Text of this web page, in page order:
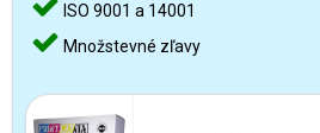
ISO 9001 a 14001
Množstevné zľavy